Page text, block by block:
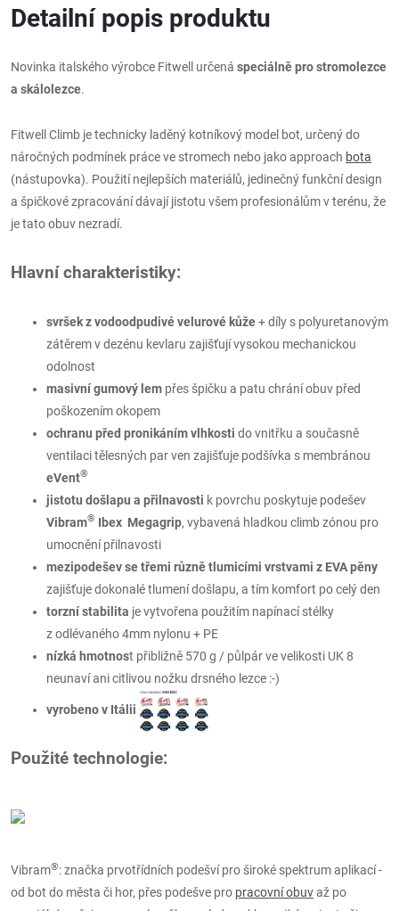
Detailní popis produktu
Novinka italského výrobce Fitwell určená speciálně pro stromolezce
a skálolezce.
Fitwell Climb je technicky laděný kotníkový model bot, určený do
náročných podmínek práce ve stromech nebo jako approach bota
(nástupovka). Použití nejlepších materiálů, jedinečný funkční design
a špičkové zpracování dávají jistotu všem profesionálům v terénu, že
je tato obuv nezradí.
Hlavní charakteristiky:
svršek z vodoodpudivé velurové kůže+ díly s polyuretanovým
zátěrem v dezénu kevlaru zajišťují vysokou mechanickou
odolnost
masivní gumový lem přes špičku a patu chrání obuv před
poškozením okopem
ochranu před pronikáním vlhkosti do vnitřku a současně
ventilaci tělesných par ven zajišťuje podšívka s membránou
eVent®
jistotu došlapu a přilnavosti k povrchu poskytuje podešev
Vibram® Ibex Megagrip, vybavená hladkou climb zónou pro
umocnění přilnavosti
mezipodešev se třemi různě tlumicími vrstvami z EVA pěny
zajišťuje dokonalé tlumení došlapu, a tím komfort po celý den
torzní stabilita je vytvořena použitím napínací stélky
z odlévaného4mm nylonu + PE
nízká hmotnost přibližně 570 g / půlpár ve velikosti UK 8
neunaví ani citlivou nožku drsného lezce :-)
vyrobeno v Itálii
Použité technologie:
Vibram®: značka prvotřídních podešví pro široké spektrum aplikací -
od bot do města či hor, přes podešve pro pracovní obuvaž po